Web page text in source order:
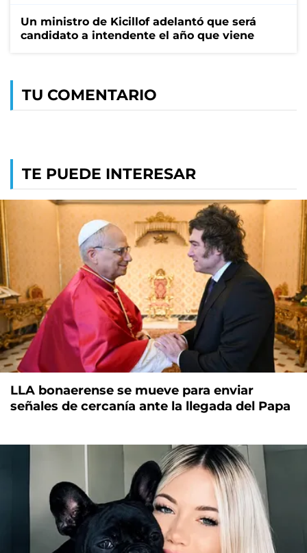
Un ministro de Kicillof adelantó que será
candidato a intendente el año que viene
TU COMENTARIO
TE PUEDE INTERESAR
LLA bonaerense se mueve para enviar
señales de cercanía ante la llegada del Papa